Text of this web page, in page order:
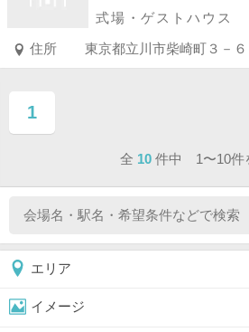
式場・ゲストハウス
住所 東京都立川市柴崎町３－
1
ページ目
全 10 件中 1〜10件
エリア
イメージ